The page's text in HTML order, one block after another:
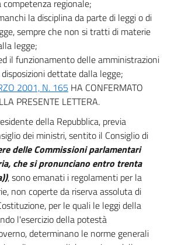
CAPO V
PRESIDENZA DEL CONSIGLIO DEI MINISTRI
regionale;
la disciplina da parte di leggi o di
sempre che non si tratti di materie
legge;
il funzionamento delle amministrazioni
dettate dalla legge;
2001, N. 165 HA CONFERMATO
PRESENTE LETTERA.
della Repubblica, previa
dei ministri, sentito il Consiglio di
delle Commissioni parlamentari
che si pronunciano entro trenta
, sono emanati i regolamenti per la
non coperte da riserva assoluta di
per le quali le leggi della
l'esercizio della potestà
determinano le norme generali